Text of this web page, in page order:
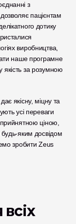
з
пацієнтам
дотику
виробництва,
наше програмне
якість за розумною
якісну, міцну та
усі переваги
ціною,
яким досвідом
зробити Zeus